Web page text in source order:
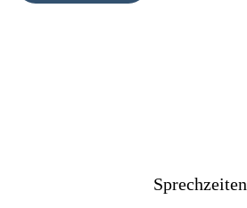
Sprechzeiten